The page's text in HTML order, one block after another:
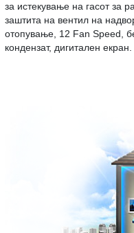
за истекување на гасот за
заштита на вентил на
отопување, 12 Fan Speed,
кондензат, дигитален екран.